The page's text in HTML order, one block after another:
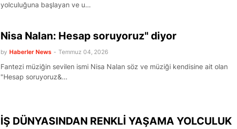
yolculuğuna başlayan ve u…
Nisa Nalan: Hesap soruyoruz" diyor
by Haberler News - Temmuz 04, 2026
Fantezi müziğin sevilen ismi Nisa Nalan söz ve müziği kendisine ait olan
"Hesap soruyoruz&…
İŞ DÜNYASINDAN RENKLİ YAŞAMA YOLCULUK